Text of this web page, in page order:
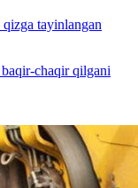
tayinlangan
chaqir qilgani